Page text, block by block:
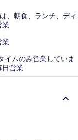
、朝食、ランチ、ディ
業
業
イムのみ営業していま
日営業